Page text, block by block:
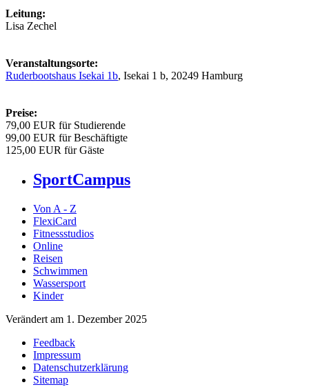
Leitung:
Lisa Zechel
Veranstaltungsorte:
Ruderbootshaus Isekai 1b, Isekai 1 b, 20249 Hamburg
Preise:
79,00 EUR für Studierende
99,00 EUR für Beschäftigte
125,00 EUR für Gäste
SportCampus
Von A - Z
FlexiCard
Fitnessstudios
Online
Reisen
Schwimmen
Wassersport
Kinder
Verändert am 1. Dezember 2025
Feedback
Impressum
Datenschutzerklärung
Sitemap